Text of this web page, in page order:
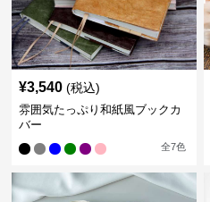
¥3,540 (税込)
雰囲気たっぷり和紙風ブックカ
バー
全7色